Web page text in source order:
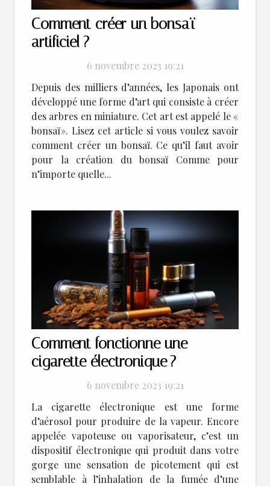
Comment créer un bonsaï
artificiel ?
6 novembre 2023 19:21
Depuis des milliers d’années, les Japonais ont
développé une forme d’art qui consiste à créer
des arbres en miniature. Cet art est appelé le «
bonsaï ». Lisez cet article si vous voulez savoir
comment créer un bonsaï. Ce qu’il faut avoir
pour la création du bonsaï Comme pour
n’importe quelle...
Comment fonctionne une
cigarette électronique ?
6 novembre 2023 19:21
La cigarette électronique est une forme
d’aérosol pour produire de la vapeur. Encore
appelée vapoteuse ou vaporisateur, c’est un
dispositif électronique qui produit dans votre
gorge une sensation de picotement qui est
semblable à l’inhalation de la fumée d’une